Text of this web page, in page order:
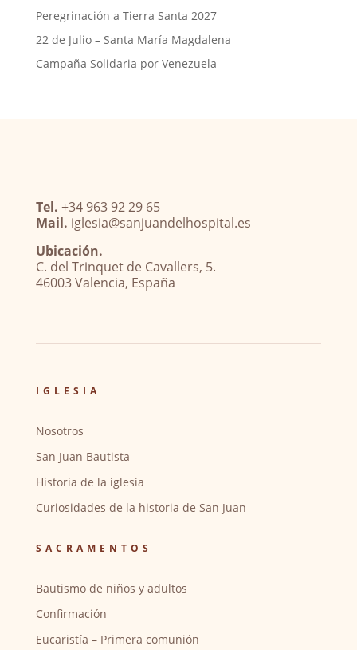
Peregrinación a Tierra Santa 2027
22 de Julio – Santa María Magdalena
Campaña Solidaria por Venezuela
Tel. +34 963 92 29 65
Mail. iglesia@sanjuandelhospital.es
Ubicación.
C. del Trinquet de Cavallers, 5.
46003 Valencia, España
IGLESIA
Nosotros
San Juan Bautista
Historia de la iglesia
Curiosidades de la historia de San Juan
SACRAMENTOS
Bautismo de niños y adultos
Confirmación
Eucaristía – Primera comunión